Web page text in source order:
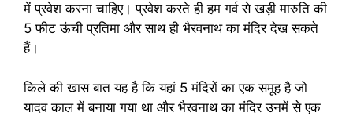
में प्रवेश करना चाहिए। प्रवेश करते ही हम गर्व से खड़ी मारुति की
5 फीट ऊंची प्रतिमा और साथ ही भैरवनाथ का मंदिर देख सकते
हैं।
किले की खास बात यह है कि यहां 5 मंदिरों का एक समूह है जो
यादव काल में बनाया गया था और भैरवनाथ का मंदिर उनमें से एक